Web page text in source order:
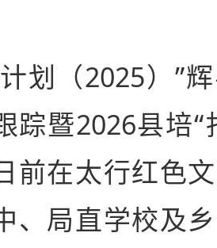
划（2025）”
踪暨2026县培“
前在太行红色
、局直学校及